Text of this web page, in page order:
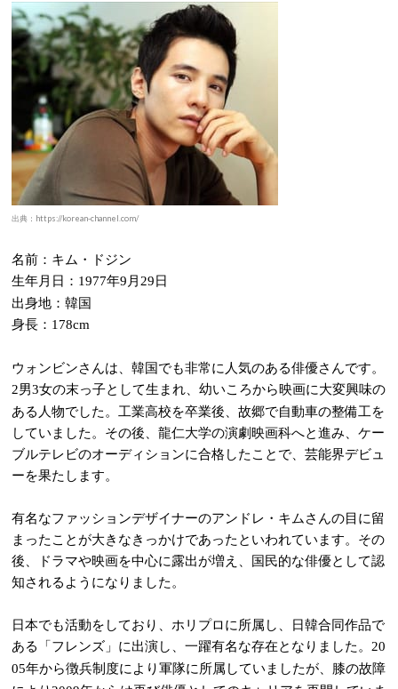
出典：https://korean-channel.com/
名前：キム・ドジン
生年月日： 1977年9 月 29日
出身地：韓国
身長： 178cm
ウォンビンさんは、韓国でも非常に人気のある俳優さんです。
2男3女の末っ子として生まれ、幼いころから映画に大変興味の
ある人物でした。工業高校を卒業後、故郷で自動車の整備工を
していました。その後、龍仁大学の演劇映画科へと進み、ケー
ブルテレビのオーディションに合格したことで、芸能界デビュ
ーを果たします。
有名なファッションデザイナーのアンドレ・キムさんの目に留
まったことが大きなきっかけであったといわれています。その
後、ドラマや映画を中心に露出が増え、国民的な俳優として認
知されるようになりました。
日本でも活動をしており、ホリプロに所属し、日韓合同作品で
ある「フレンズ」に出演し、一躍有名な存在となりました。
20
05年から徴兵制度により軍隊に所属していましたが、膝の故障